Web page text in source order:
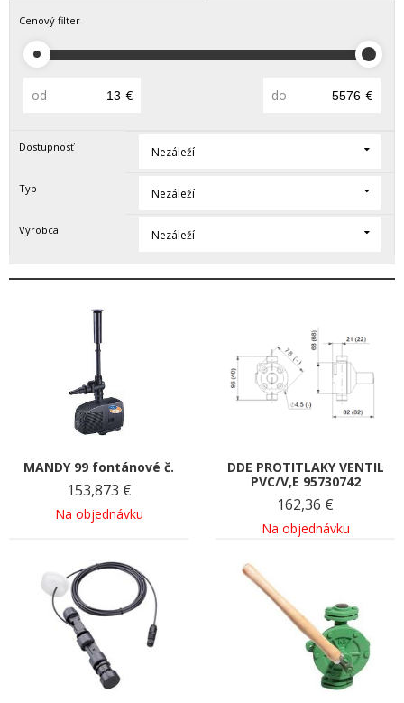
Cenový filter
od € do €
Dostupnosť Nezáleží
Typ Nezáleží
Výrobca Nezáleží
MANDY 99 fontánové č.
153,873 €
Na objednávku
DDE PROTITLAKY VENTIL
PVC/V,E 95730742
162,36 €
Na objednávku